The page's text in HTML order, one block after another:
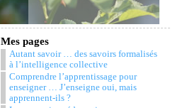
Mes pages
Autant savoir … des savoirs formalisés
à l’intelligence collective
Comprendre l’apprentissage pour
enseigner … J’enseigne oui, mais
apprennent-ils ?